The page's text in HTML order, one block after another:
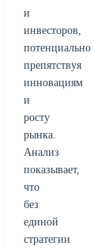
и
инвесторов,
потенциально
препятствуя
инновациям
и
росту
рынка.
Анализ
показывает,
что
без
единой
стратегии